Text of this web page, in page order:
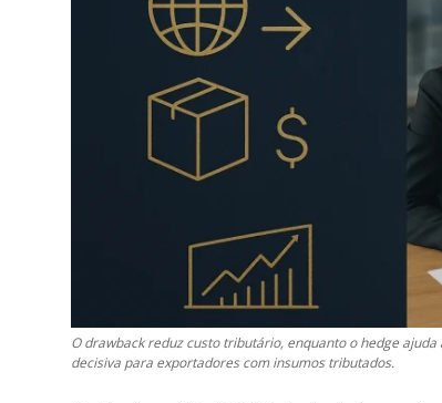
O drawback reduz custo tributário, enquanto o hedge
decisiva para exportadores com insumos tributados.